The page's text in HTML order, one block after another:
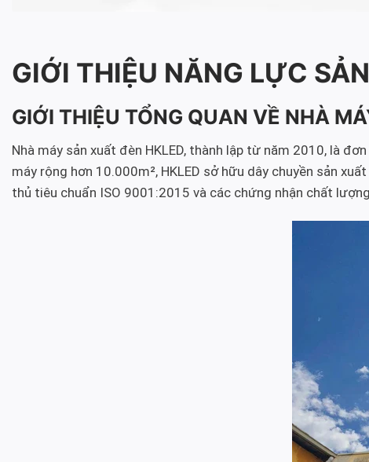
GIỚI THIỆU NĂNG LỰC
GIỚI THIỆU TỔNG QUAN VỀ NHÀ
Nhà máy sản xuất đèn HKLED, thành lập từ năm 2010, là
máy rộng hơn 10.000m², HKLED sở hữu dây chuyền sản
thủ tiêu chuẩn ISO 9001:2015 và các chứng nhận chất